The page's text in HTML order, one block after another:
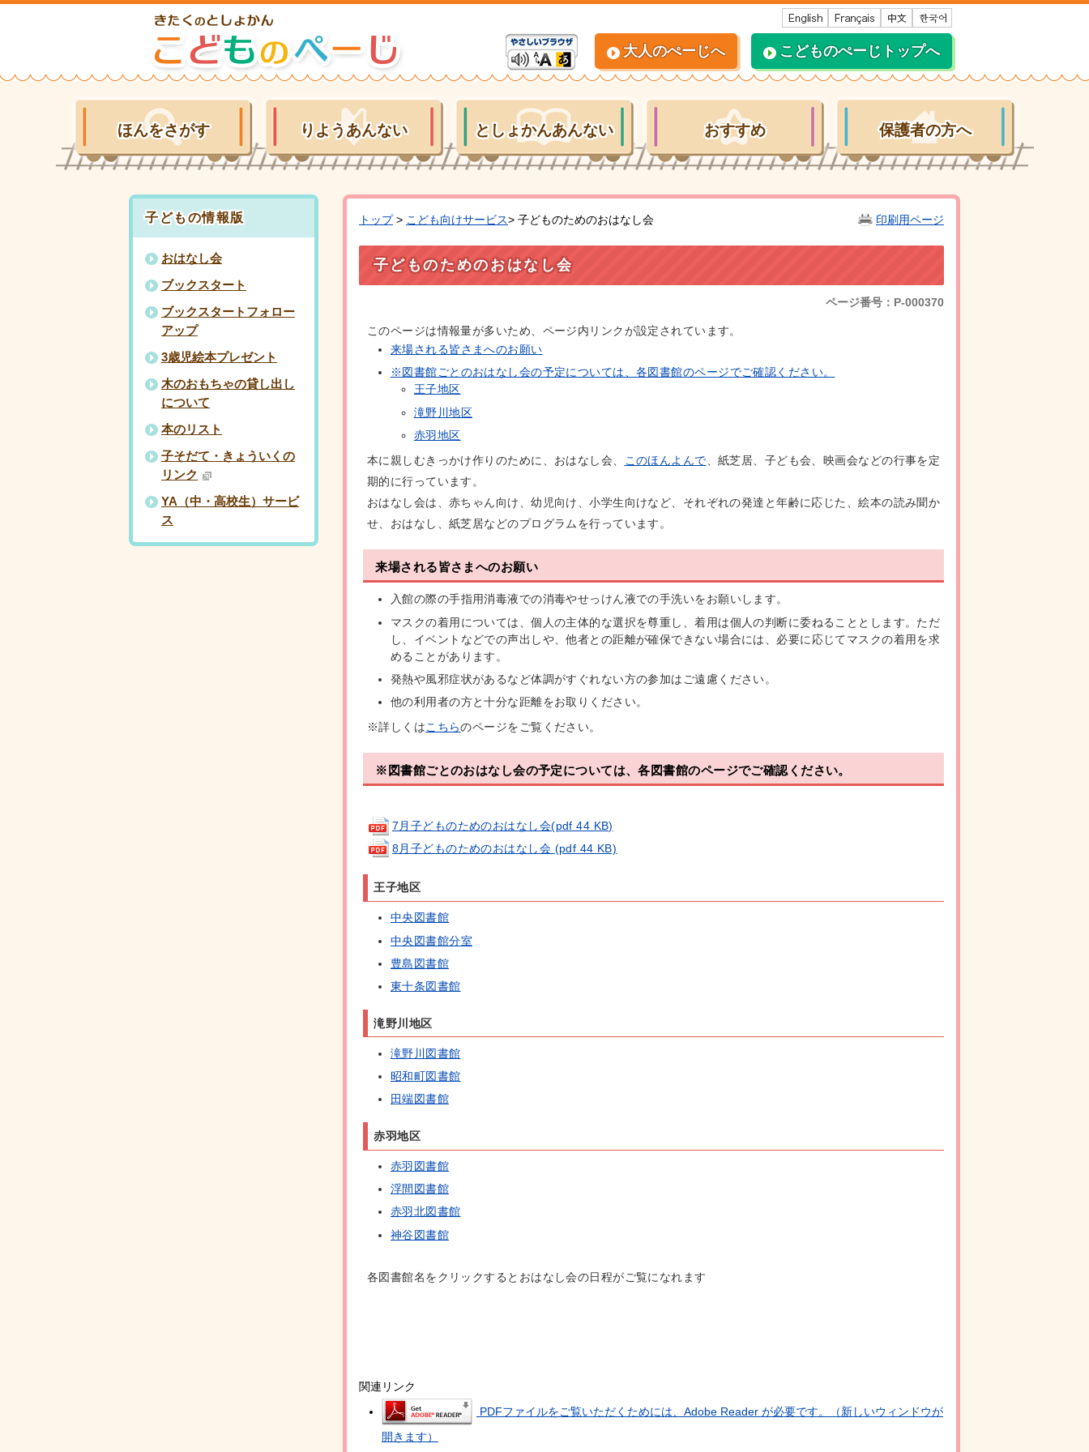
大人のぺーじへ こどものぺーじトップへ
ほんをさがす りようあんない としょかんあんない おすすめ 保護者の方へ
印刷用ページ
トップ> こども向けサービス> 子どものためのおはなし会
子どものためのおはなし会
ページ番号：P-000370
このページは情報量が多いため、ページ内リンクが設定されています。
来場される皆さまへのお願い
※図書館ごとのおはなし会の予定については、各図書館のページでご確認ください。
王子地区
滝野川地区
赤羽地区
本に親しむきっかけ作りのために、おはなし会、
このほんよんで 、紙芝居、子ども会、映画会などの行事を定
期的に行っています。
おはなし会は、赤ちゃん向け、幼児向け、小学生向けなど、それぞれの発達と年齢に応じた、絵本の読み聞か
せ、おはなし、紙芝居などのプログラムを行っています。
来場される皆さまへのお願い
入館の際の手指用消毒液での消毒やせっけん液での手洗いをお願いします。
マスクの着用については、個人の主体的な選択を尊重し、着用は個人の判断に委ねることとします。ただ
し、イベントなどでの声出しや、他者との距離が確保できない場合には、必要に応じてマスクの着用を求
めることがあります。
発熱や風邪症状があるなど体調がすぐれない方の参加はご遠慮ください。
他の利用者の方と十分な距離をお取りください。
※詳しくはこちらのページをご覧ください。
※図書館ごとのおはなし会の予定については、各図書館のページでご確認ください。
7月子どものためのおはなし会(pdf 44 KB)
8月子どものためのおはなし会 (pdf 44 KB)
王子地区
中央図書館
中央図書館分室
豊島図書館
東十条図書館
滝野川地区
滝野川図書館
昭和町図書館
田端図書館
赤羽地区
赤羽図書館
浮間図書館
赤羽北図書館
神谷図書館
各図書館名をクリックするとおはなし会の日程がご覧になれます
関連リンク
PDFファイルをご覧いただくためには、Adobe Reader が必要です。（新しいウィンドウが
開きます）
子どもの情報版
おはなし会
ブックスタート
ブックスタートフォロー
アップ
3歳児絵本プレゼント
木のおもちゃの貸し出し
について
本のリスト
子そだて・きょういくの
リンク
YA（中・高校生）サービ
ス